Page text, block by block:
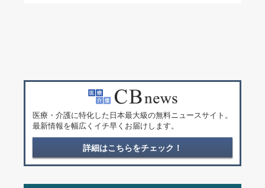
医療・介護に特化した日本最大級の無料ニュースサイト。
最新情報を幅広くイチ早くお届けします。
詳細はこちらをチェック！